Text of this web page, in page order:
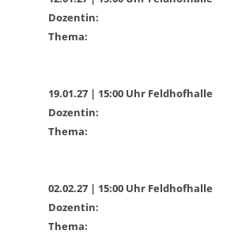
Dozentin:
Thema:
19.01.27 | 15:00 Uhr Feldhofhalle
Dozentin:
Thema:
02.02.27 | 15:00 Uhr Feldhofhalle
Dozentin:
Thema: